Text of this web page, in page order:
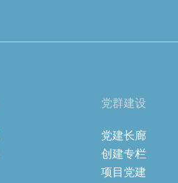
党群建设
党建长廊
创建专栏
项目党建